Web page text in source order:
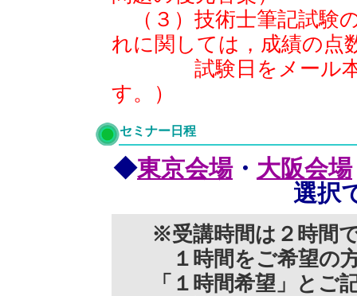
（３）技術士筆記試験
れに関しては，成績の点
試験日をメール本文
す。）
セミナー日程
◆東京会場・ 大阪会場
選択
※受講時間は２時間
１時間をご希望の
「１時間希望」とご